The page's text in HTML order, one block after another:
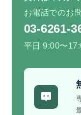
お電話でのお
03-6261-
平日 9:00〜